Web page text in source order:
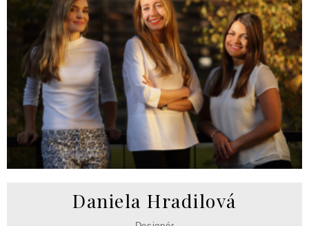
Daniela Hradilová